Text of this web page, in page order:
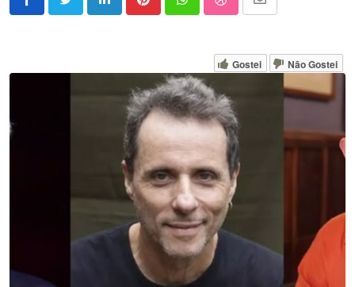
LinkedInPinterestWhatsappStumbleUpon
Share
Email
Gostei Não Gostei